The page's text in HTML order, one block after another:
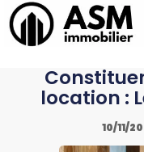
principal
location :
10/11/